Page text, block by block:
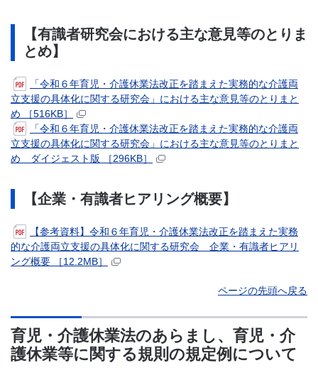
【有識者研究会における主な意見等のとりま
とめ】
「令和６年育児・介護休業法改正を踏まえた実務的な介護両
立支援の具体化に関する研究会」における主な意見等のとりまと
め ［516KB］
「令和６年育児・介護休業法改正を踏まえた実務的な介護両
立支援の具体化に関する研究会」における主な意見等のとりまと
め ダイジェスト版 ［296KB］
【企業・有識者ヒアリング概要】
【参考資料】令和６年育児・介護休業法改正を踏まえた実務
的な介護両立支援の具体化に関する研究会 企業・有識者ヒアリ
ング概要 ［12.2MB］
ページの先頭へ戻る
育児・介護休業法のあらまし、育児・介
護休業等に関する規則の規定例について